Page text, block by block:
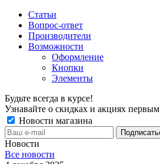
Статьи
Вопрос-ответ
Производители
Возможности
Оформление
Кнопки
Элементы
Будьте всегда в курсе!
Узнавайте о скидках и акциях первым
Новости магазина
Новости
Все новости